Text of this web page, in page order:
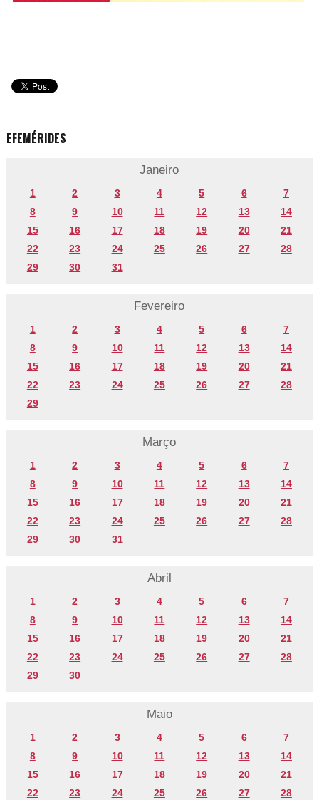
EFEMÉRIDES
Janeiro
1 2 3 4 5 6
7
8
9 10 11 12 13
14
15
16 17 18 19 20
21
22
23 24 25 26 27
28
29
30 31
Fevereiro
1 2 3 4 5 6
7
8
9 10 11 12 13
14
15
16 17 18 19 20
21
22
23 24 25 26 27
28
29
Março
1 2 3 4 5 6
7
8
9 10 11 12 13
14
15
16 17 18 19 20
21
22
23 24 25 26 27
28
29
30 31
Abril
1 2 3 4 5 6
7
8
9 10 11 12 13
14
15
16 17 18 19 20
21
22
23 24 25 26 27
28
29
30
Maio
1 2 3 4 5 6
7
8
9 10 11 12 13
14
15
16 17 18 19 20
21
22
23 24 25 26 27 28